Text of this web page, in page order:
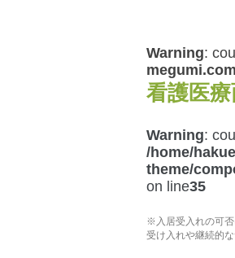
Warning:
看護医
Warning:
/home/
theme/
on line35
※入居受入れの可否
受け入れや継続的